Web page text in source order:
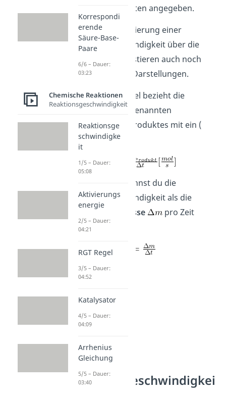
allem in Flüssigkeiten angegeben.
Neben der Formulierung einer
Reaktionsgeschwindigkeit über die
Konzentration existieren auch noch
zwei unüblichere Darstellungen.
Eine weitere Formel bezieht die
Änderung der sogenannten
Stoffmengedes Produktes mit ein (
):
Bei Feststoffen kannst du die
Reaktionsgeschwindigkeit als die
Änderung der
Masse
pro Zeit
angeben:
Reaktionsgeschwindigkei
Korrespondi
erende
Säure-Base-
Paare
6/6 – Dauer:
03:23
Chemische Reaktionen
Reaktionsgeschwindigkeit
Reaktionsge
schwindigke
it
1/5 – Dauer:
05:08
Aktivierungs
energie
2/5 – Dauer:
04:21
RGT Regel
3/5 – Dauer:
04:52
Katalysator
4/5 – Dauer:
04:09
Arrhenius
Gleichung
5/5 – Dauer:
03:40